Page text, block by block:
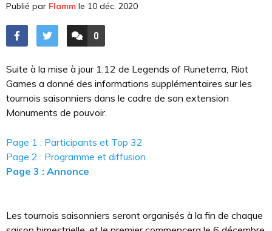
Publié par Flamm le 10 déc. 2020
ACCÉDER AUX
0
COMMENTAIRES
Suite à la mise à jour 1.12 de Legends of Runeterra, Riot
Games a donné des informations supplémentaires sur les
tournois saisonniers dans le cadre de son extension
Monuments de pouvoir.
Page 1 : Participants et Top 32
Page 2 : Programme et diffusion
Page 3 : Annonce
Les tournois saisonniers seront organisés à la fin de chaque